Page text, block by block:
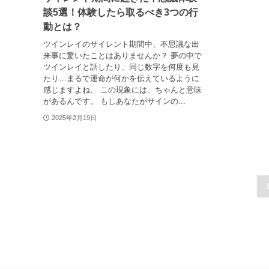
談5選！体験したら取るべき3つの行
動とは？
ツインレイのサイレント期間中、不思議な出
来事に驚いたことはありませんか？ 夢の中で
ツインレイと話したり、同じ数字を何度も見
たり…まるで運命が何かを伝えているように
感じますよね。 この現象には、ちゃんと意味
があるんです。 もしあなたがサインの...
2025年2月19日
1